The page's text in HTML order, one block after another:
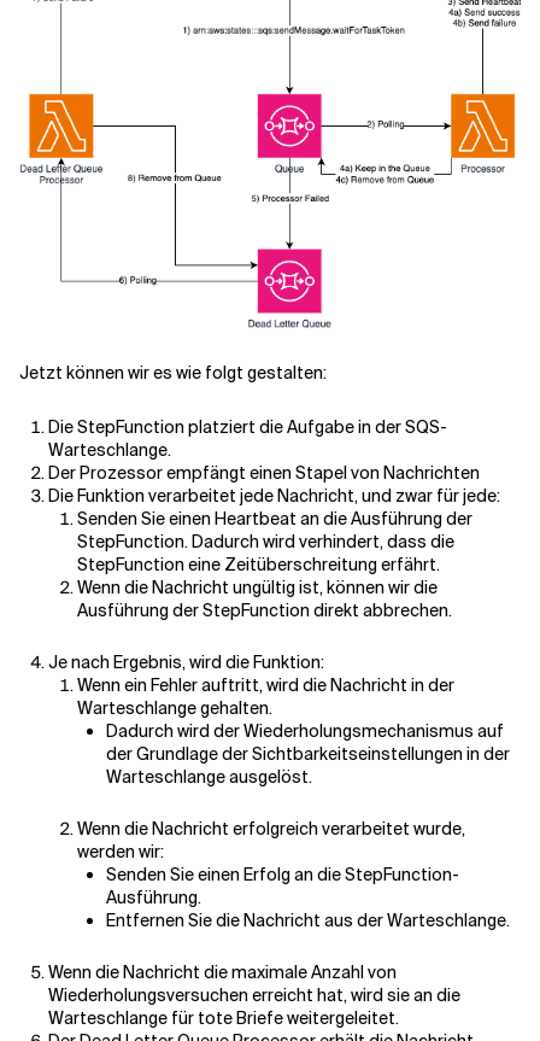
Jetzt können wir es wie folgt gestalten:
Die StepFunction platziert die Aufgabe in der SQS-
Warteschlange.
Der Prozessor empfängt einen Stapel von Nachrichten
Die Funktion verarbeitet jede Nachricht, und zwar für jede:
Senden Sie einen Heartbeat an die Ausführung der
StepFunction. Dadurch wird verhindert, dass die
StepFunction eine Zeitüberschreitung erfährt.
Wenn die Nachricht ungültig ist, können wir die
Ausführung der StepFunction direkt abbrechen.
Je nach Ergebnis, wird die Funktion:
Wenn ein Fehler auftritt, wird die Nachricht in der
Warteschlange gehalten.
Dadurch wird der Wiederholungsmechanismus auf
der Grundlage der Sichtbarkeitseinstellungen in der
Warteschlange ausgelöst.
Wenn die Nachricht erfolgreich verarbeitet wurde,
werden wir:
Senden Sie einen Erfolg an die StepFunction-
Ausführung.
Entfernen Sie die Nachricht aus der Warteschlange.
Wenn die Nachricht die maximale Anzahl von
Wiederholungsversuchen erreicht hat, wird sie an die
Warteschlange für tote Briefe weitergeleitet.